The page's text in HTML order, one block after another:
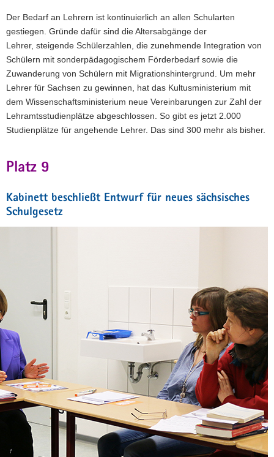
Der Bedarf an Lehrern ist kontinuierlich an allen Schularten
gestiegen. Gründe dafür sind die Altersabgänge der
Lehrer, steigende Schülerzahlen, die zunehmende Integration von
Schülern mit sonderpädagogischem Förderbedarf sowie die
Zuwanderung von Schülern mit Migrationshintergrund. Um mehr
Lehrer für Sachsen zu gewinnen, hat das Kultusministerium mit
dem Wissenschaftsministerium neue Vereinbarungen zur Zahl der
Lehramtsstudienplätze abgeschlossen. So gibt es jetzt 2.000
Studienplätze für angehende Lehrer. Das sind 300 mehr als bisher.
Platz 9
Kabinett beschließt Entwurf für neues sächsisches
Schulgesetz